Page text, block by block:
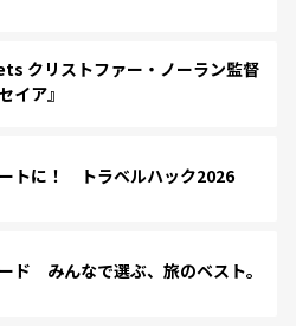
クリストファー・ノーラン監督
イア』
トに！ トラベルハック2026
ド みんなで選ぶ、旅のベスト。